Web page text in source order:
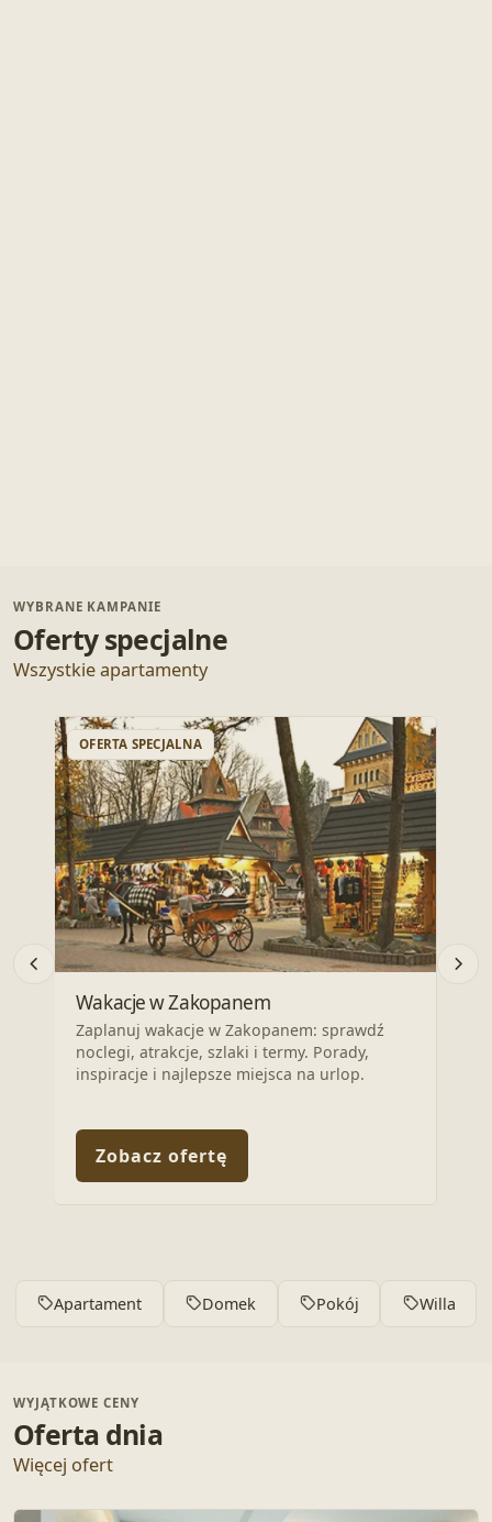
WYBRANE KAMPANIE
Oferty specjalne
Wszystkie apartamenty
OFERTA SPECJALNA
Wakacje w Zakopanem
Zaplanuj wakacje w Zakopanem: sprawdź
noclegi, atrakcje, szlaki i termy. Porady,
inspiracje i najlepsze miejsca na urlop.
Zobacz ofertę
Apartament Domek Pokój Willa
WYJĄTKOWE CENY
Oferta dnia
Więcej ofert